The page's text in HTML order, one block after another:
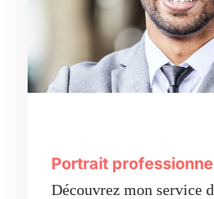
Portrait
Découvrez mon service